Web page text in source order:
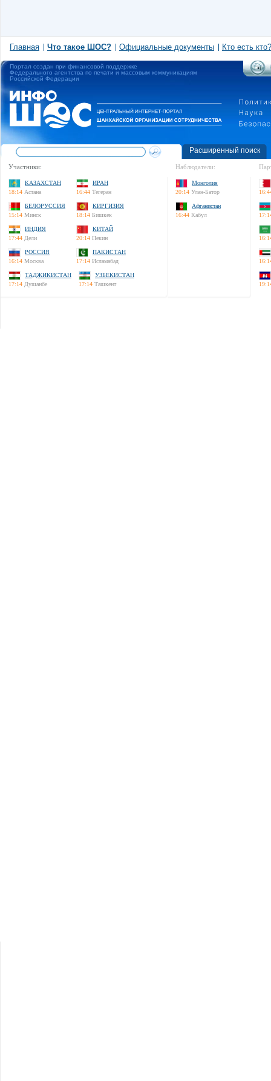
Главная Что такое ШОС? Официальные документы Кто есть кто?
Портал создан при финансовой поддержке
Федерального агентства по печати и массовым коммуникациям
Российской Федерации
Расширенный поиск
Участники:
КАЗАХСТАН
18:14 Астана
ИРАН
16:44 Тегеран
БЕЛОРУССИЯ
15:14 Минск
КИРГИЗИЯ
18:14 Бишкек
ИНДИЯ
17:44 Дели
КИТАЙ
20:14 Пекин
РОССИЯ
16:14 Москва
ПАКИСТАН
17:14 Исламабад
ТАДЖИКИСТАН
17:14 Душанбе
УЗБЕКИСТАН
17:14 Ташкент
Наблюдатели:
Монголия
20:14 Улан-Батор
Афганистан
16:44 Кабул